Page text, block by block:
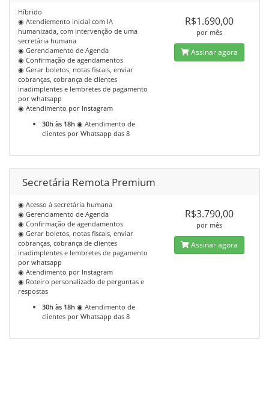
Híbrido
◉ Atendiemento inicial com IA
humanizada, com intervenção de uma
secretária humana
◉ Gerenciamento de Agenda
◉ Confirmação de agendamentos
◉ Gerar boletos, notas fiscais, enviar
cobranças, cobrança de clientes
inadimplentes e lembretes de pagamento
por whatsapp
◉ Atendimento por Instagram
30h às 18h ◉ Atendimento de
clientes por Whatsapp das 8
R$1.690,00
por mês
Assinar agora
Secretária Remota Premium
◉ Acesso à secretária humana
◉ Gerenciamento de Agenda
◉ Confirmação de agendamentos
◉ Gerar boletos, notas fiscais, enviar
cobranças, cobrança de clientes
inadimplentes e lembretes de pagamento
por whatsapp
◉ Atendimento por Instagram
◉ Roteiro personalizado de perguntas e
respostas
30h às 18h ◉ Atendimento de
clientes por Whatsapp das 8
R$3.790,00
por mês
Assinar agora